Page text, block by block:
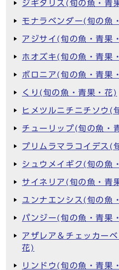
ジギタリス(旬の魚・青
モナラベンダー(旬の魚
アジサイ(旬の魚・青果
ホオズキ(旬の魚・青果
ボロニア(旬の魚・青果
くり(旬の魚・青果・花)
ヒメツルニチニチソウ(
チューリップ(旬の魚・
プリムラマラコイデス(
シュウメイギク(旬の魚
サイネリア(旬の魚・青
ユンナエンシス(旬の魚
パンジー(旬の魚・青果
アザレア＆チェッカー
花)
リンドウ(旬の魚・青果